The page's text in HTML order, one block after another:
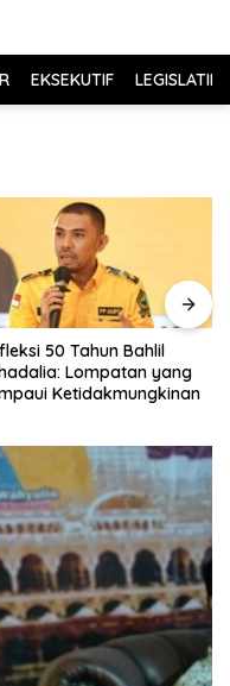
EKSEKUTIF LEGISLATIF
50 Tahun Bahlil
Lompatan yang
Ketidakmungkinan